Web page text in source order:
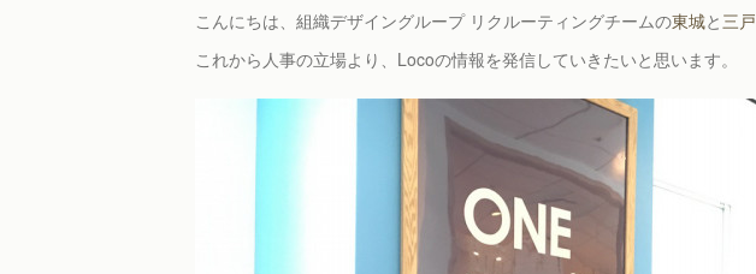
こんにちは、組織デザイングループ リクルーティングチームの東城と三戸
これから人事の立場より、Locoの情報を発信していきたいと思います。